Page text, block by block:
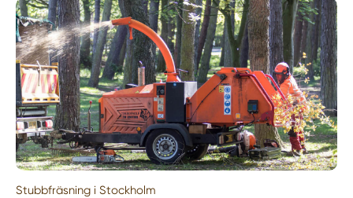
Stubbfräsning i Stockholm